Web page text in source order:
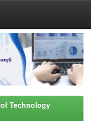
Technology